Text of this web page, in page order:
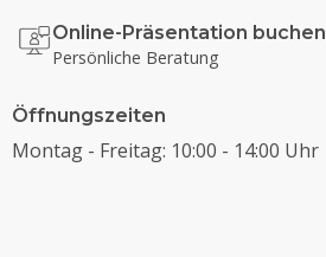
Online-Präsentation buchen
Persönliche Beratung
Öffnungszeiten
Montag - Freitag: 10:00 - 14:00 Uhr